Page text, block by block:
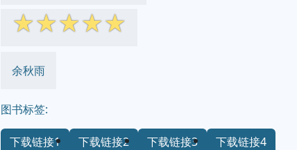
☆☆☆☆☆
余秋雨
图书标签:
下载链接1 下载链接2 下载链接3 下载链接4